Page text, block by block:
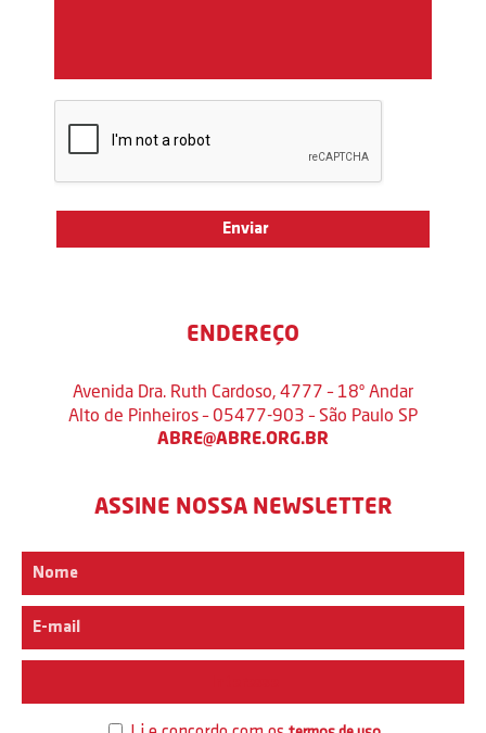
ENDEREÇO
Avenida Dra. Ruth Cardoso, 4777 – 18º Andar
Alto de Pinheiros – 05477-903 – São Paulo SP
ABRE@ABRE.ORG.BR
ASSINE NOSSA NEWSLETTER